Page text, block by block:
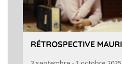
RÉTROSPECTIVE